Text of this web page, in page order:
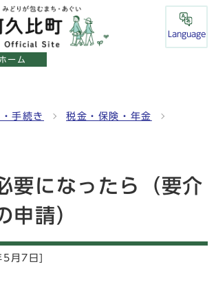
ホーム
Language
手続き 税金・保険・年金
要になったら（要介
申請）
月7日]